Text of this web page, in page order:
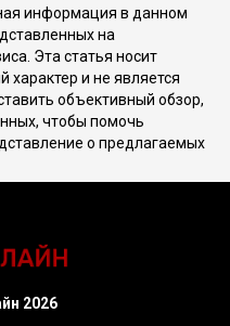
информация в данном
на
Эта статья носит
характер и не является
объективный обзор,
чтобы помочь
о предлагаемых
2026